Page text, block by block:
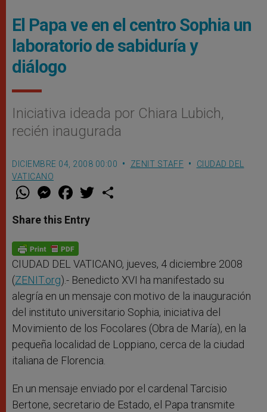
El Papa ve en el centro Sophia un
laboratorio de sabiduría y
diálogo
Iniciativa ideada por Chiara Lubich,
recién inaugurada
DICIEMBRE 04, 2008 00:00 ZENIT STAFF
CIUDAD DEL
VATICANO
W
t
s
p
p
M
e
s
e
g
e
r
F
a
e
b
o
k
w
Share this Entry
CIUDAD DEL VATICANO, jueves, 4 diciembre 2008
(ZENIT.org).- Benedicto XVI ha manifestado su
alegría en un mensaje con motivo de la inauguración
del instituto universitario Sophia, iniciativa del
Movimiento de los Focolares (Obra de María), en la
pequeña localidad de Loppiano, cerca de la ciudad
italiana de Florencia.
En un mensaje enviado por el cardenal Tarcisio
Bertone, secretario de Estado, el Papa transmite